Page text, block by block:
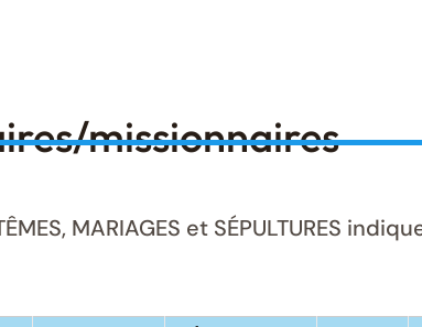
missionnaires
MARIAGES et SÉPULTURES